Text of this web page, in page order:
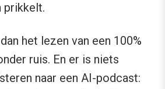
prikkelt.
het lezen van een 100%
ruis. En er is niets
naar een AI-podcast: